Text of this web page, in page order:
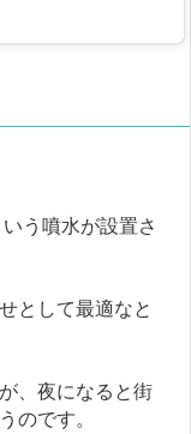
う噴水が設置さ
として最適なと
、夜になると街
のです。